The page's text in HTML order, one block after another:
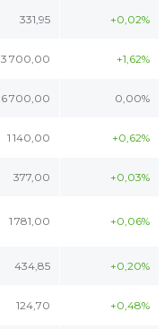
331,95 +0,02%
3 700,00 +1,62%
6 700,00 0,00%
1 140,00 +0,62%
377,00 +0,03%
1 781,00 +0,06%
434,85 +0,20%
124,70 +0,48%